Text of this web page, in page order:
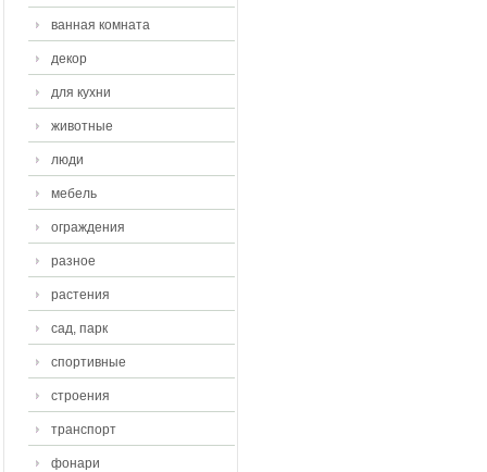
ванная комната
декор
для кухни
животные
люди
мебель
ограждения
разное
растения
сад, парк
спортивные
строения
транспорт
фонари